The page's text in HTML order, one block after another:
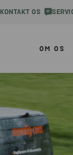
KONTAKT OS
OM OS